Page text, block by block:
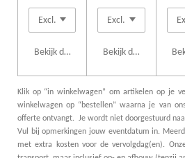
Bekijk details Bekijk details
Klik op “in winkelwagen” om artikelen op je
winkelwagen op “bestellen” waarna je van
offerte ontvangt. Je wordt niet doorgestuurd
Vul bij opmerkingen jouw eventdatum in.
met extra kosten voor de vervolgdag(en).